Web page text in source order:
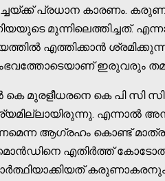
പ്രധാന കാരണം.
മുന്നിലെത്തിച്ചത്.
എത്തിക്കാൻ
ഇരുവരും
കെ മുരളീധരനെ കെ പി സി
എന്നാല്‍
ആഗ്രഹം കൊണ്ട്
എതിർത്ത്